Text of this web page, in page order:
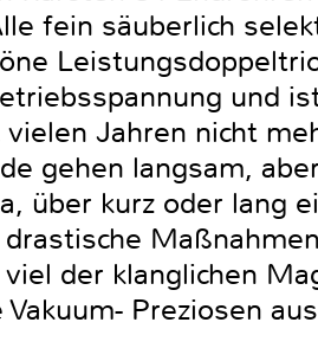
fein säuberlich
und
Jahren nicht
gehen langsam,
über kurz oder lang
der klanglichen
Preziosen